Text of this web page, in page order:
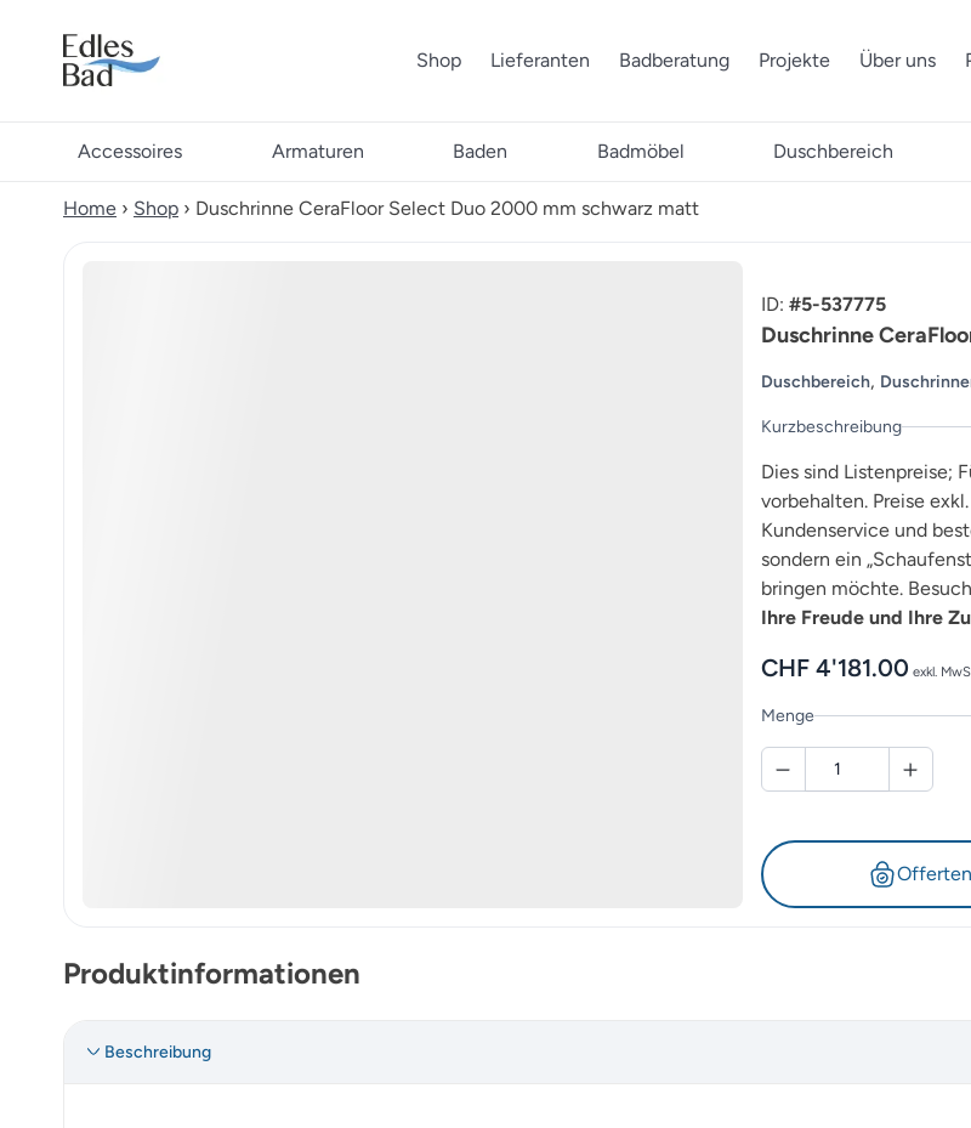
Shop Lieferanten Badberatung Projekte Über uns
Accessoires Armaturen Baden Badmöbel Duschbereich
Home › Shop › Duschrinne CeraFloor Select Duo 2000 mm schwarz matt
ID: #5-537775
Duschrinne
Duschbereich,
Kurzbeschreibung
Dies sind Listenpreise;
vorbehalten. Preise
Kundenservice und
sondern ein
bringen möchte.
Ihre Freude und Ihre
CHF4'181.00 exkl.
Menge
Produktinformationen
Beschreibung